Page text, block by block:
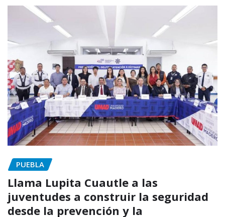
PUEBLA
Llama Lupita Cuautle a las
juventudes a construir la seguridad
desde la prevención y la